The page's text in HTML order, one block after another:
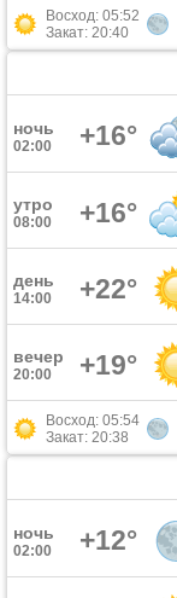
Восход: 05:52
Закат: 20:40
ночь
02:00 +16°
утро
08:00 +16°
день
14:00 +22°
вечер
20:00 +19°
Восход: 05:54
Закат: 20:38
ночь
02:00 +12°